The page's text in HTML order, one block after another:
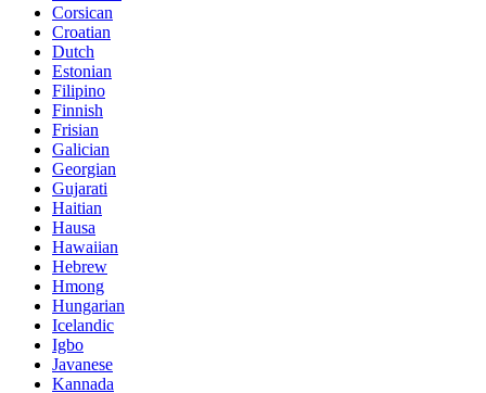
Corsican
Croatian
Dutch
Estonian
Filipino
Finnish
Frisian
Galician
Georgian
Gujarati
Haitian
Hausa
Hawaiian
Hebrew
Hmong
Hungarian
Icelandic
Igbo
Javanese
Kannada